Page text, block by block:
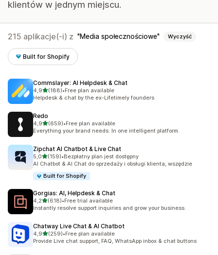
klientów w jednym miejscu.
215 aplikacje(-i) z Media społecznościowe Wyczyść
Built for Shopify
Commslayer: AI Helpdesk & Chat
4,9na 5 gwiazdek
(188)
Łączna liczba recenzji: 188
•Free plan available
Helpdesk & chat by the ex-Lifetimely founders
Redo
4,9na 5 gwiazdek
(659)
Łączna liczba recenzji: 659
•Free plan available
Everything your brand needs. In one intelligent platform.
Zipchat AI Chatbot & Live Chat
5,0na 5 gwiazdek
(159)
Łączna liczba recenzji: 159
•Bezpłatny plan jest dostępny
AI Chatbot & AI Chat do sprzedaży i obsługi klienta, wszędzie
Built for Shopify
Gorgias: AI, Helpdesk & Chat
4,2na 5 gwiazdek
(618)
Łączna liczba recenzji: 618
•Free trial available
Instantly resolve support inquiries and grow your business.
Chatway Live Chat & AI Chatbot
4,9na 5 gwiazdek
(259)
Łączna liczba recenzji: 259
•Free plan available
Provide Live chat support, FAQ, WhatsApp inbox & chat buttons